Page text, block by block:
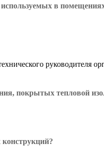
в
руководителя
покрытых тепловой
конструкций?